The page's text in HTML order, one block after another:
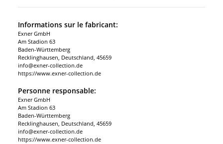
Informations sur le fabricant:
Exner GmbH
Am Stadion 63
Baden-Württemberg
Recklinghausen, Deutschland, 45659
info@exner-collection.de
https://www.exner-collection.de
Personne responsable:
Exner GmbH
Am Stadion 63
Baden-Württemberg
Recklinghausen, Deutschland, 45659
info@exner-collection.de
https://www.exner-collection.de